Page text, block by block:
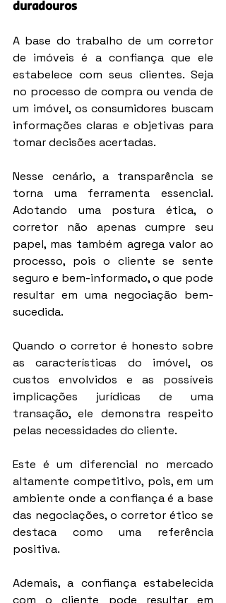
duradouros
A base do trabalho de um corretor
de imóveis é a confiança que ele
estabelece com seus clientes. Seja
no processo de compra ou venda de
um imóvel, os consumidores buscam
informações claras e objetivas para
tomar decisões acertadas.
Nesse cenário, a transparência se
torna uma ferramenta essencial.
Adotando uma postura ética, o
corretor não apenas cumpre seu
papel, mas também agrega valor ao
processo, pois o cliente se sente
seguro e bem-informado, o que pode
resultar em uma negociação bem-
sucedida.
Quando o corretor é honesto sobre
as características do imóvel, os
custos envolvidos e as possíveis
implicações jurídicas de uma
transação, ele demonstra respeito
pelas necessidades do cliente.
Este é um diferencial no mercado
altamente competitivo, pois, em um
ambiente onde a confiança é a base
das negociações, o corretor ético se
destaca como uma referência
positiva.
Ademais, a confiança estabelecida